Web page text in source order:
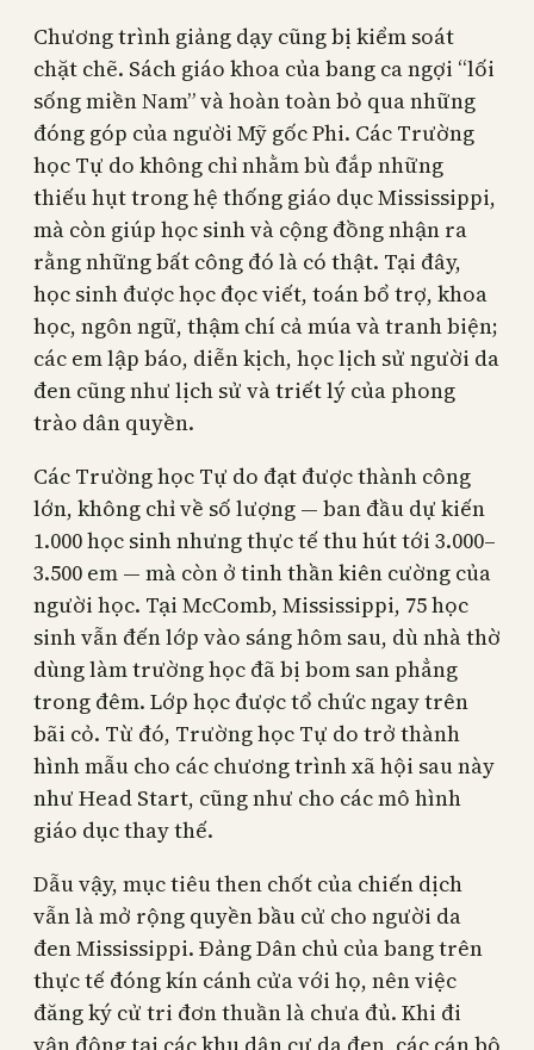
Chương trình giảng dạy cũng bị kiểm soát
chặt chẽ. Sách giáo khoa của bang ca ngợi “lối
sống miền Nam” và hoàn toàn bỏ qua những
đóng góp của người Mỹ gốc Phi. Các Trường
học Tự do không chỉ nhằm bù đắp những
thiếu hụt trong hệ thống giáo dục Mississippi,
mà còn giúp học sinh và cộng đồng nhận ra
rằng những bất công đó là có thật. Tại đây,
học sinh được học đọc viết, toán bổ trợ, khoa
học, ngôn ngữ, thậm chí cả múa và tranh biện;
các em lập báo, diễn kịch, học lịch sử người da
đen cũng như lịch sử và triết lý của phong
trào dân quyền.
Các Trường học Tự do đạt được thành công
lớn, không chỉ về số lượng — ban đầu dự kiến
1.000 học sinh nhưng thực tế thu hút tới 3.000–
3.500 em — mà còn ở tinh thần kiên cường của
người học. Tại McComb, Mississippi, 75 học
sinh vẫn đến lớp vào sáng hôm sau, dù nhà thờ
dùng làm trường học đã bị bom san phẳng
trong đêm. Lớp học được tổ chức ngay trên
bãi cỏ. Từ đó, Trường học Tự do trở thành
hình mẫu cho các chương trình xã hội sau này
như Head Start, cũng như cho các mô hình
giáo dục thay thế.
Dẫu vậy, mục tiêu then chốt của chiến dịch
vẫn là mở rộng quyền bầu cử cho người da
đen Mississippi. Đảng Dân chủ của bang trên
thực tế đóng kín cánh cửa với họ, nên việc
đăng ký cử tri đơn thuần là chưa đủ. Khi đi